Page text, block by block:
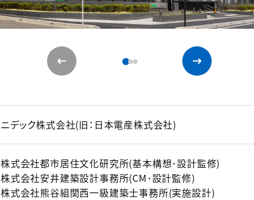
ニデック株式会社(旧：日本電産株式会社)
株式会社都市居住文化研究所(基本構想･設計監修)
株式会社安井建築設計事務所(CM･設計監修)
株式会社熊谷組関西一級建築士事務所(実施設計)